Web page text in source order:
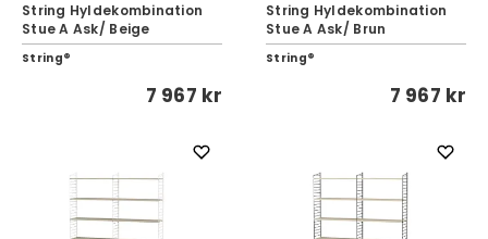
String Hyldekombination
Stue A Ask/ Beige
String®
7 967 kr
String Hyldekombination
Stue A Ask/ Brun
String®
7 967 kr